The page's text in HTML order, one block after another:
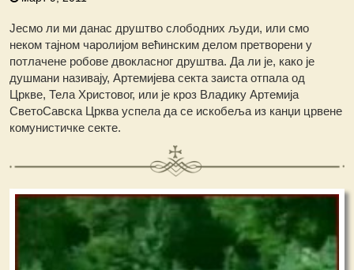
Јесмо ли ми данас друштво слободних људи, или смо
неком тајном чаролијом већинским делом претворени у
потлачене робове двокласног друштва. Да ли је, како је
душмани називају, Артемијева секта заиста отпала од
Цркве, Тела Христовог, или је кроз Владику Артемија
СветоСавска Црква успела да се искобеља из канџи црвене
комунистичке секте.